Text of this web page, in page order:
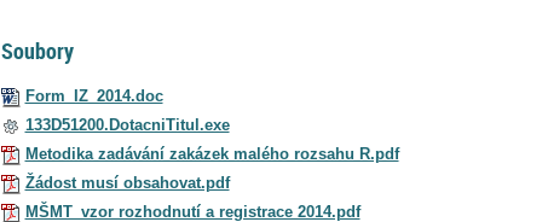
Soubory
Form_IZ_2014.doc
133D51200.DotacniTitul.exe
Metodika zadávání zakázek malého rozsahu R.pdf
Žádost musí obsahovat.pdf
MŠMT_vzor rozhodnutí a registrace 2014.pdf